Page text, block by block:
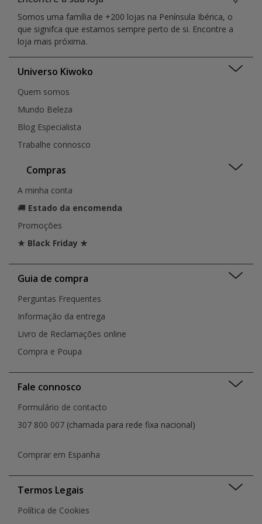
Distrito da Guarda
Lisboa
Madeira
Santarém
Setúbal
Guarda
Guimarães
Leiria
Lisboa
Loulé
Funchal
Matosinhos
Montijo
Porto
Penafiel
Santarém
São João da Madeira
Setúbal
Sintra
Torres Vedras
Viana do Castelo
Vila Franca de Xira
Vila Nova de Gaia
Vila Real
Castelo Branco
Coimbra
Covilhã
Ermesinde
Évora
Figueira Da Foz
Funchal
Guarda
Guilhufe
Guimarães
Leiria
Lisboa
Lisboa
Lisboa
Loulé
Loures
Matosinhos
Montijo
Porto
Rio de Mouro
Santa Cruz do Bispo
São João da Madeira
Senhora da Hora
Viana Do Castelo
Vila Nova de Gaia
Vila Real
Somos uma família de +200 lojas na Península Ibérica, o
que signifca que estamos sempre perto de si. Encontre a
loja mais próxima.
Universo Kiwoko
Quem somos
Mundo Beleza
Blog Especialista
Trabalhe connosco
Compras
A minha conta
🚚 Estado da encomenda
Promoções
★ Black Friday ★
Guia de compra
Perguntas Frequentes
Informação da entrega
Livro de Reclamações online
Compra e Poupa
Fale connosco
Formulário de contacto
307 800 007 (chamada para rede fixa nacional)
Comprar em Espanha
Termos Legais
Política de Cookies